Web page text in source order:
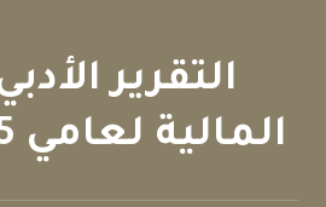
التقرير
المالية لعامي 2015 – 2016